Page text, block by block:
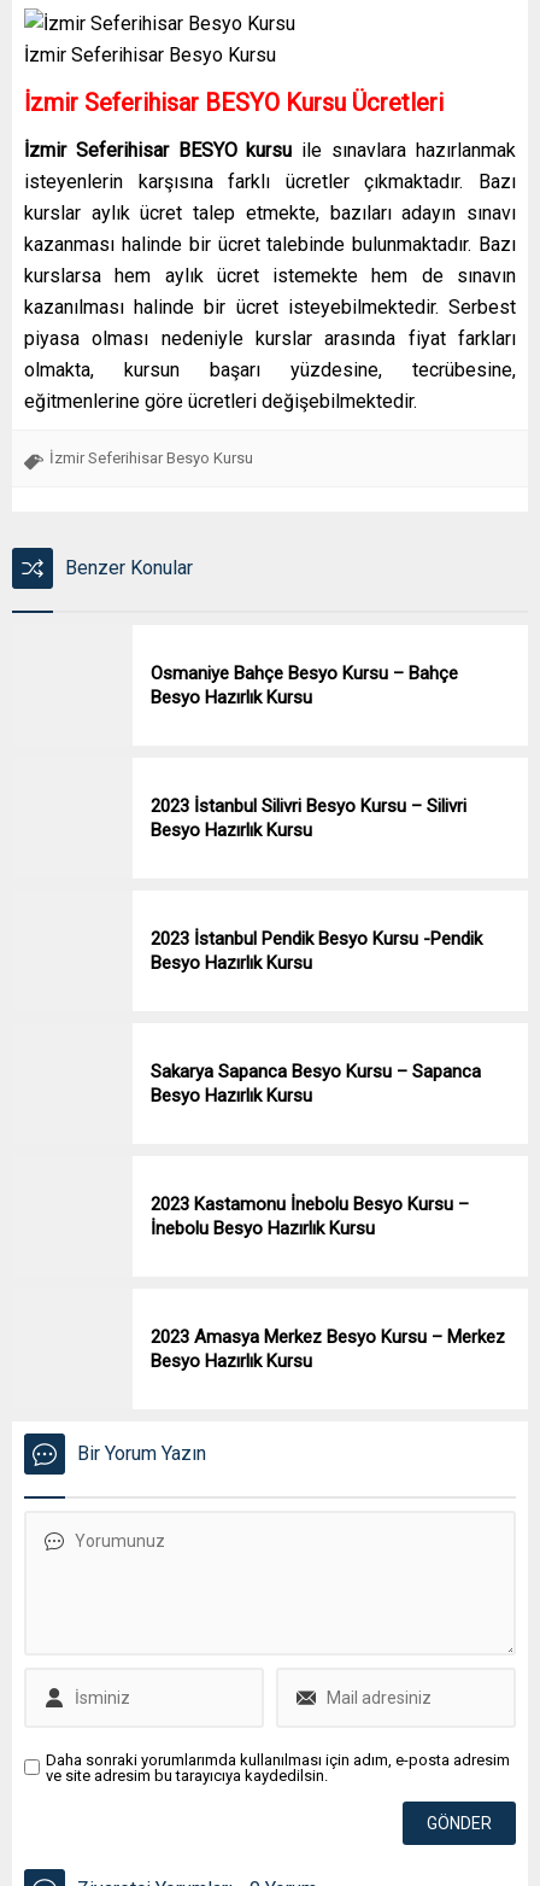
İzmir Seferihisar Besyo Kursu
İzmir Seferihisar BESYO Kursu Ücretleri
İzmir Seferihisar BESYO kursu ile sınavlara hazırlanmak
isteyenlerin karşısına farklı ücretler çıkmaktadır. Bazı
kurslar aylık ücret talep etmekte, bazıları adayın sınavı
kazanması halinde bir ücret talebinde bulunmaktadır. Bazı
kurslarsa hem aylık ücret istemekte hem de sınavın
kazanılması halinde bir ücret isteyebilmektedir. Serbest
piyasa olması nedeniyle kurslar arasında fiyat farkları
olmakta, kursun başarı yüzdesine, tecrübesine,
eğitmenlerine göre ücretleri değişebilmektedir.
İzmir Seferihisar Besyo Kursu
Benzer Konular
Osmaniye Bahçe Besyo Kursu – Bahçe
Besyo Hazırlık Kursu
2023 İstanbul Silivri Besyo Kursu – Silivri
Besyo Hazırlık Kursu
2023 İstanbul Pendik Besyo Kursu -Pendik
Besyo Hazırlık Kursu
Sakarya Sapanca Besyo Kursu – Sapanca
Besyo Hazırlık Kursu
2023 Kastamonu İnebolu Besyo Kursu –
İnebolu Besyo Hazırlık Kursu
2023 Amasya Merkez Besyo Kursu – Merkez
Besyo Hazırlık Kursu
Bir Yorum Yazın
Daha sonraki yorumlarımda kullanılması için adım, e-posta adresim
ve site adresim bu tarayıcıya kaydedilsin.